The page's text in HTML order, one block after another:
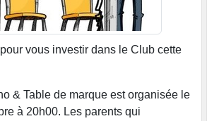
vous investir dans le Club cette
& Table de marque est organisée le
à 20h00. Les parents qui